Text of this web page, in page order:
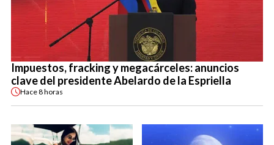
Impuestos, fracking y megacárceles: anuncios
clave del presidente Abelardo de la Espriella
Hace8 horas